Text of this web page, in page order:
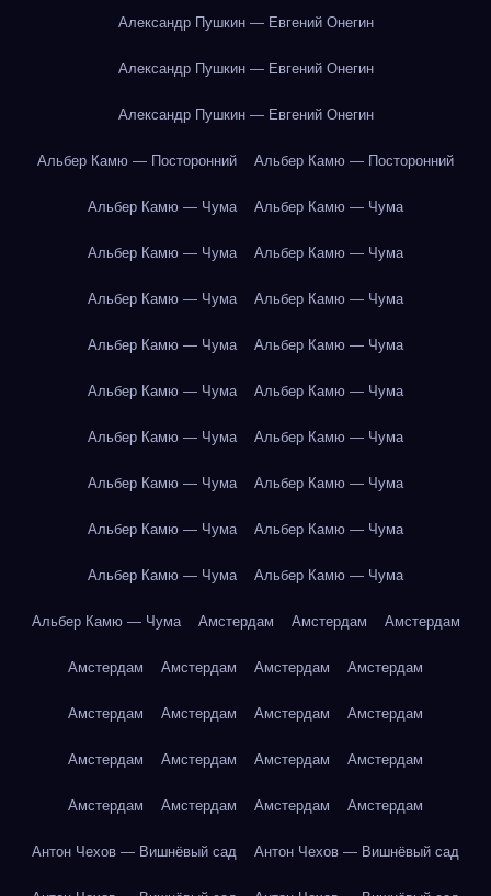
Александр Пушкин — Евгений Онегин
Александр Пушкин — Евгений Онегин
Александр Пушкин — Евгений Онегин
Альбер Камю — Посторонний Альбер Камю — Посторонний
Альбер Камю — Чума Альбер Камю — Чума
Альбер Камю — Чума Альбер Камю — Чума
Альбер Камю — Чума Альбер Камю — Чума
Альбер Камю — Чума Альбер Камю — Чума
Альбер Камю — Чума Альбер Камю — Чума
Альбер Камю — Чума Альбер Камю — Чума
Альбер Камю — Чума Альбер Камю — Чума
Альбер Камю — Чума Альбер Камю — Чума
Альбер Камю — Чума Альбер Камю — Чума
Альбер Камю — Чума Амстердам Амстердам Амстердам
Амстердам Амстердам Амстердам Амстердам
Амстердам Амстердам Амстердам Амстердам
Амстердам Амстердам Амстердам Амстердам
Амстердам Амстердам Амстердам Амстердам
Антон Чехов — Вишнёвый сад Антон Чехов — Вишнёвый сад